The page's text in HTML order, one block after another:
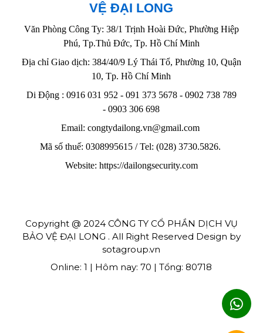
VỆ ĐẠI LONG
Văn Phòng Công Ty: 38/1 Trịnh Hoài Đức, Phường Hiệp
Phú, Tp.Thủ Đức, Tp. Hồ Chí Minh
Địa chỉ Giao dịch: 384/40/9 Lý Thái Tổ, Phường 10, Quận
10, Tp. Hồ Chí Minh
Di Động : 0916 031 952 - 091 373 5678 - 0902 738 789
-0903 306 698
Email: congtydailong.vn@gmail.com
Mã số thuế: 0308995615 / Tel: (028) 3730.5826.
Website: https://dailongsecurity.com
Copyright @ 2024 CÔNG TY CỔ PHẦN DỊCH VỤ
BẢO VỆ ĐẠI LONG . All Right Reserved Design by
sotagroup.vn
Online: 1 | Hôm nay: 70 | Tổng: 80718